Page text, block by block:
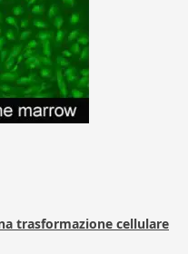
trasformazione cellulare